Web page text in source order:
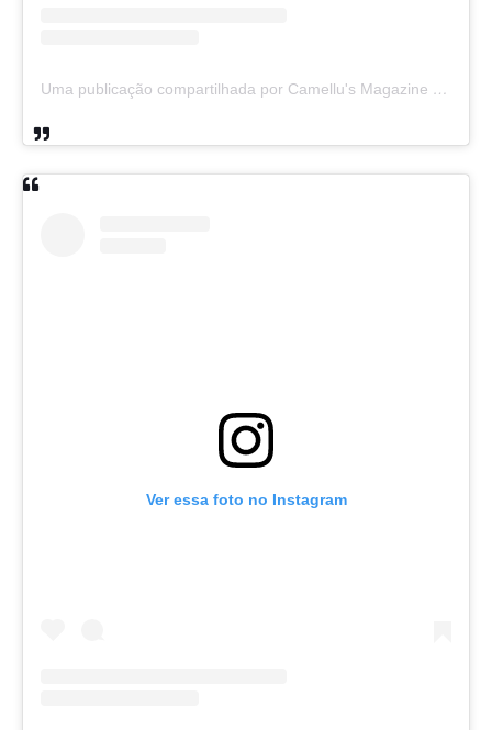
Uma publicação compartilhada por Camellu's Magazine I e II (@camellus_magazine)
Ver essa foto no Instagram